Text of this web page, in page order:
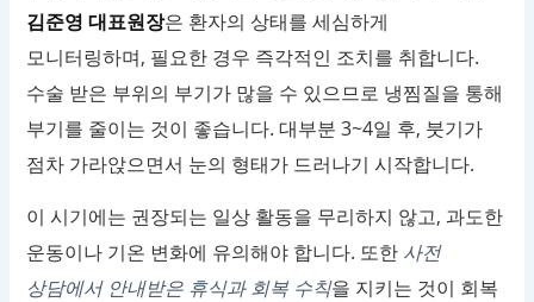
김준영 대표원장은 환자의 상태를 세심하게
모니터링하며, 필요한 경우 즉각적인 조치를 취합니다.
수술 받은 부위의 부기가 많을 수 있으므로 냉찜질을 통해
부기를 줄이는 것이 좋습니다. 대부분 3~4일 후, 붓기가
점차 가라앉으면서 눈의 형태가 드러나기 시작합니다.
이 시기에는 권장되는 일상 활동을 무리하지 않고, 과도한
운동이나 기온 변화에 유의해야 합니다. 또한 사전
상담에서 안내받은 휴식과 회복 수칙을 지키는 것이 회복